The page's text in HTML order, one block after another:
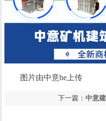
图片由中意he上传
下一篇： 中意